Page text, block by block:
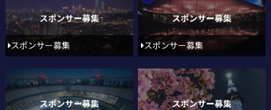
スポンサー募集 スポンサー募集